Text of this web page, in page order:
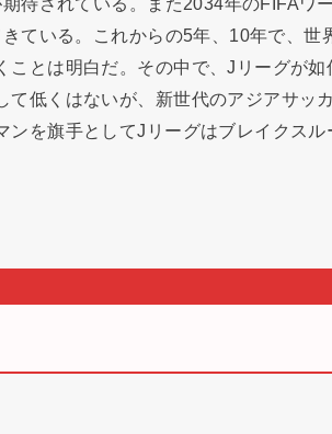
ている。これからの5年、10年で、世
ことは明白だ。その中で、Jリーグが如
低くはないが、新世代のアジアサッ
ンを旗手としてJリーグはブレイクスル